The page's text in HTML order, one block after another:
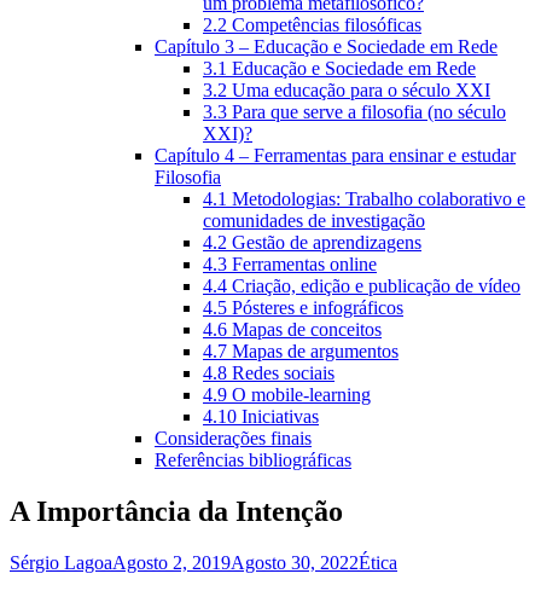
2.2 Competências filosóficas
Capítulo 3 – Educação e Sociedade em Rede
3.1 Educação e Sociedade em Rede
3.2 Uma educação para o século XXI
3.3 Para que serve a filosofia (no século
XXI)?
Capítulo 4 – Ferramentas para ensinar e estudar
Filosofia
4.1 Metodologias: Trabalho colaborativo e
comunidades de investigação
4.2 Gestão de aprendizagens
4.3 Ferramentas online
4.4 Criação, edição e publicação de vídeo
4.5 Pósteres e infográficos
4.6 Mapas de conceitos
4.7 Mapas de argumentos
4.8 Redes sociais
4.9 O mobile-learning
4.10 Iniciativas
Considerações finais
Referências bibliográficas
A Importância da Intenção
Sérgio LagoaAgosto 2, 2019Agosto 30, 2022Ética